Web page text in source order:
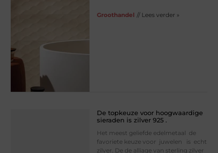
Groothandel // Lees verder »
De topkeuze voor hoogwaardige
sieraden is zilver 925 .
Het meest geliefde edelmetaal de
favoriete keuze voor juwelen is echt
zilver. De de alliage van sterling zilver